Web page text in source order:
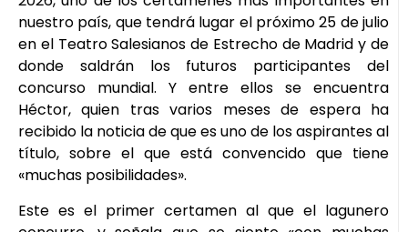
nuestro país, que tendrá lugar el próximo 25 de julio
en el Teatro Salesianos de Estrecho de Madrid y de
donde saldrán los futuros participantes del
concurso mundial. Y entre ellos se encuentra
Héctor, quien tras varios meses de espera ha
recibido la noticia de que es uno de los aspirantes al
título, sobre el que está convencido que tiene
«muchas posibilidades».
Este es el primer certamen al que el lagunero